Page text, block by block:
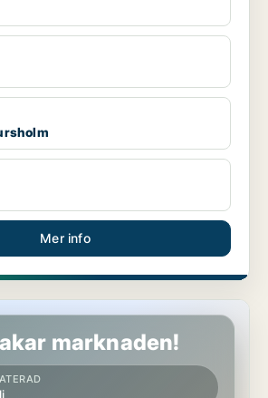
Mer info
marknaden!